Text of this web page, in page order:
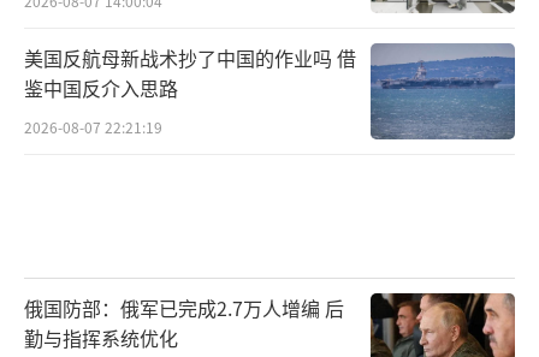
美国反航母新战术抄了中国的作业吗 借
鉴中国反介入思路
2026-08-07 22:21:19
俄国防部：俄军已完成2.7万人增编 后
勤与指挥系统优化